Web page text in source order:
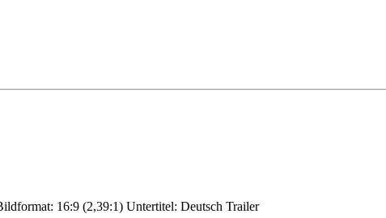
16:9 (2,39:1) Untertitel: Deutsch Trailer